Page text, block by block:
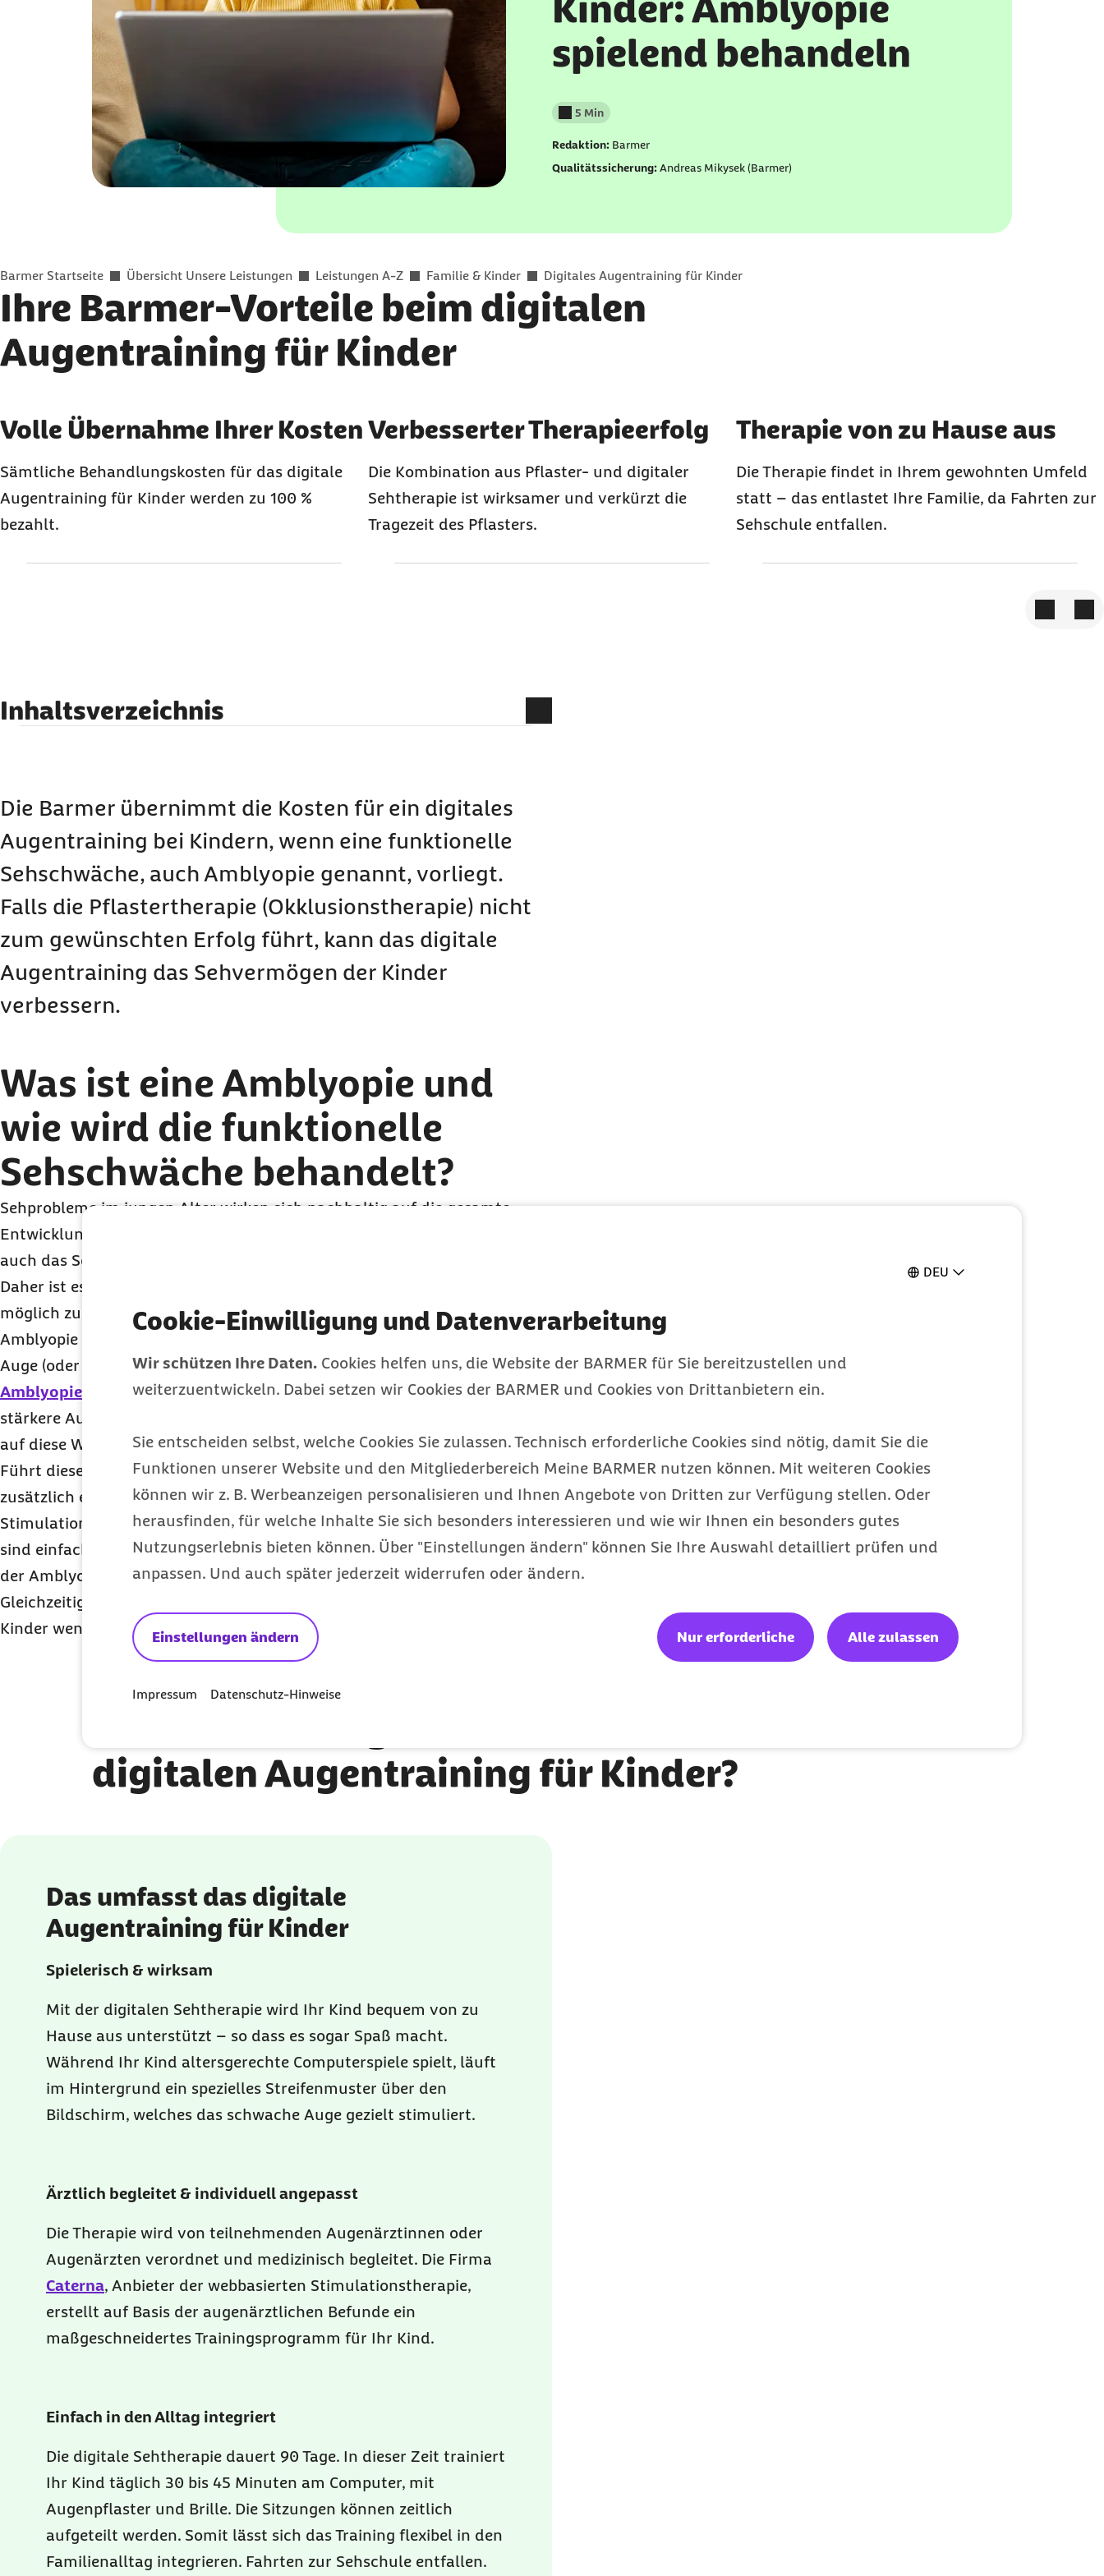
DEU
Cookie-Einwilligung und Datenverarbeitung
Wir schützen Ihre Daten. Cookies helfen uns, die Website der BARMER für Sie bereitzustellen und
weiterzuentwickeln. Dabei setzen wir Cookies der BARMER und Cookies von Drittanbietern ein.
Sie entscheiden selbst, welche Cookies Sie zulassen. Technisch erforderliche Cookies sind nötig, damit Sie die
Funktionen unserer Website und den Mitgliederbereich Meine BARMER nutzen können. Mit weiteren Cookies
können wir z. B. Werbeanzeigen personalisieren und Ihnen Angebote von Dritten zur Verfügung stellen. Oder
herausfinden, für welche Inhalte Sie sich besonders interessieren und wie wir Ihnen ein besonders gutes
Nutzungserlebnis bieten können. Über "Einstellungen ändern" können Sie Ihre Auswahl detailliert prüfen und
anpassen. Und auch später jederzeit widerrufen oder ändern.
Einstellungen ändern Nur erforderliche Alle zulassen
Impressum Datenschutz-Hinweise
spielend behandeln
Lesedauer weniger als
5 Min
Redaktion: Barmer
Qualitätssicherung:Andreas Mikysek (Barmer)
Sie befinden sich hier:
Barmer Startseite Übersicht Unsere Leistungen Leistungen A-Z Familie & Kinder Digitales Augentraining für Kinder
Ihre Barmer-Vorteile beim digitalen
Augentraining für Kinder
Karussell mit 3 Elementen
Element 1 von 3
Volle Übernahme Ihrer Kosten
Sämtliche Behandlungskosten für das digitale
Augentraining für Kinder werden zu 100 %
bezahlt.
Element 2 von 3
Verbesserter Therapieerfolg
Die Kombination aus Pflaster- und digitaler
Sehtherapie ist wirksamer und verkürzt die
Tragezeit des Pflasters.
Element 3 von 3
Therapie von zu Hause aus
Die Therapie findet in Ihrem gewohnten Umfeld
statt – das entlastet Ihre Familie, da Fahrten zur
Sehschule entfallen.
Inhaltsverzeichnis
Kinder?
Bezahlt die Krankenkasse dieAmblyopie -Therapie?
Wie können Sie das digitale Augentraining für Kinder in Anspruch
nehmen?
Häufige Fragen und Antworten zu digitalem Augentraining
Die Barmer übernimmt die Kosten für ein digitales
Augentraining bei Kindern, wenn eine funktionelle
Sehschwäche, auch Amblyopie genannt, vorliegt.
Falls die Pflastertherapie (Okklusionstherapie) nicht
zum gewünschten Erfolg führt, kann das digitale
Augentraining das Sehvermögen der Kinder
verbessern.
Was ist eine Amblyopie und
wie wird die funktionelle
Sehschwäche behandelt?
Sehprobleme im jungen Alter wirken sich nachhaltig auf die gesamte
Entwicklung eines Kindes aus: Leistungsfähigkeit, Lebensqualität und
auch das Selbstvertrauen Ihres Kindes können negativ beeinflusst werden.
Daher ist es wichtig, eine bestehende Sehschwäche bei Kindern so früh wie
möglich zu behandeln.
Amblyopie bedeutet, dass das Gehirn nicht gut erkennen kann, was das
Auge (oder selten auch beide Augen) anschaut. Zur Behandlung einer
Amblyopie wird das schwächere Auge gezielt trainiert. Dabei wird das
stärkere Auge mit einem Pflaster verklebt (Okklusion) und das schwächere
auf diese Weise gefordert.
Führt diese Pflastertherapie nicht zum gewünschten Ergebnis, kann
zusätzlich ein digitales Augentraining für Kinder als webbasierte
Stimulationstherapie zum Einsatz kommen. Die Übungen des Sehtrainings
sind einfach zu verstehen und machen zudem noch Spaß. Ziel dieser Form
der Amblyopie-Therapie ist es, die Sehleistung dauerhaft zu verbessern.
Gleichzeitig kann die Pflaster-Tragezeit verringert werden, so dass die
Kinder weniger Leidensdruck erfahren.
digitalen Augentraining für Kinder?
Das umfasst das digitale
Augentraining für Kinder
Spielerisch & wirksam
Mit der digitalen Sehtherapie wird Ihr Kind bequem von zu
Hause aus unterstützt – so dass es sogar Spaß macht.
Während Ihr Kind altersgerechte Computerspiele spielt, läuft
im Hintergrund ein spezielles Streifenmuster über den
Bildschirm, welches das schwache Auge gezielt stimuliert.
Ärztlich begleitet & individuell angepasst
Die Therapie wird von teilnehmenden Augenärztinnen oder
Augenärzten verordnet und medizinisch begleitet. Die Firma
Caterna, Anbieter der webbasierten Stimulationstherapie,
erstellt auf Basis der augenärztlichen Befunde ein
maßgeschneidertes Trainingsprogramm für Ihr Kind.
Einfach in den Alltag integriert
Die digitale Sehtherapie dauert 90 Tage. In dieser Zeit trainiert
Ihr Kind täglich 30 bis 45 Minuten am Computer, mit
Augenpflaster und Brille. Die Sitzungen können zeitlich
aufgeteilt werden. Somit lässt sich das Training flexibel in den
Familienalltag integrieren. Fahrten zur Sehschule entfallen.